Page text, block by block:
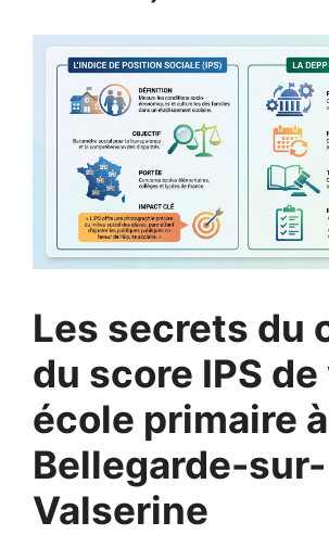
Les secrets du
du score IPS
école primaire à
Bellegarde-sur-
Valserine